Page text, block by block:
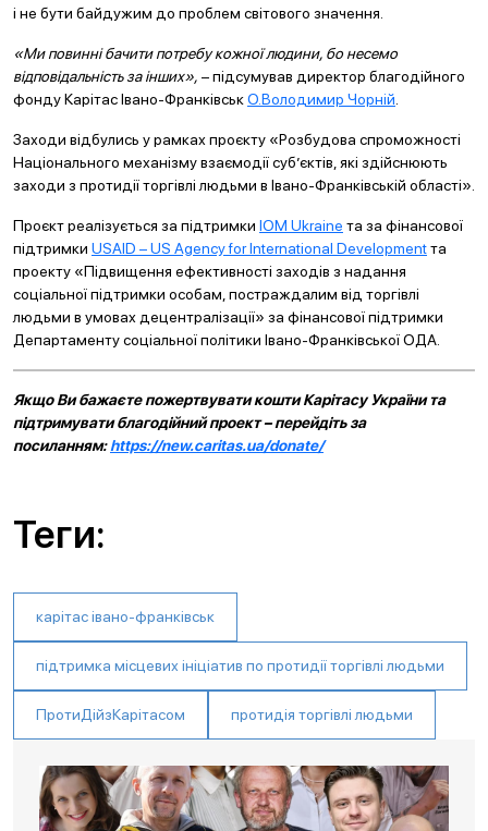
і не бути байдужим до проблем світового значення.
«Ми повинні бачити потребу кожної людини, бо несемо
відповідальність за інших», – підсумував директор благодійного
фонду Карітас Івано-ФранківськО.Володимир Чорній
Заходи відбулись у рамках проєкту «Розбудова спроможності
Національного механізму взаємодії суб’єктів, які здійснюють
заходи з протидії торгівлі людьми в Івано-Франківській області».
Проєкт реалізується за підтримки IOM Ukraine та за фінансової
підтримки USAID – US Agency for International Developmentта
проекту «Підвищення ефективності заходів з надання
соціальної підтримки особам, постраждалим від торгівлі
людьми в умовах децентралізації» за фінансової підтримки
Департаменту соціальної політики Івано-Франківської ОДА.
Якщо Ви бажаєте пожертвувати кошти Карітасу України та
підтримувати благодійний проект – перейдіть за
посиланням:https://new.caritas.ua/donate/
Теги:
карітас івано-франківськ
підтримка місцевих ініціатив по протидії торгівлі людьми
ПротиДійзКарітасом протидія торгівлі людьми